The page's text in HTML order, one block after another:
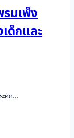
มเพ็ง
ด็กและ
ะศัก…